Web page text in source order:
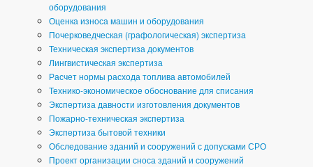
оборудования
Оценка износа машин и оборудования
Почерковедческая (графологическая) экспертиза
Техническая экспертиза документов
Лингвистическая экспертиза
Расчет нормы расхода топлива автомобилей
Технико-экономическое обоснование для списания
Экспертиза давности изготовления документов
Пожарно-техническая экспертиза
Экспертиза бытовой техники
Обследование зданий и сооружений с допусками СРО
Проект организации сноса зданий и сооружений